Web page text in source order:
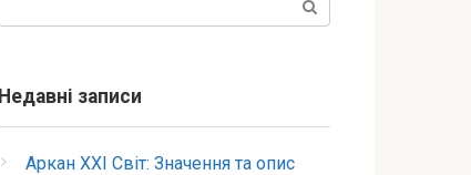
Недавні записи
Аркан XXI Світ: Значення та опис